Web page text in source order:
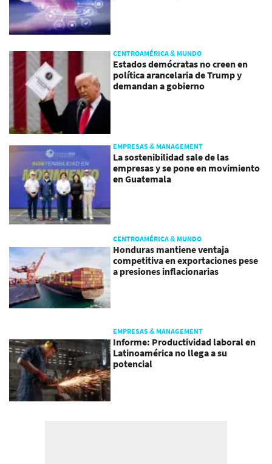
CENTROAMÉRICA & MUNDO
Estados demócratas no creen en
política arancelaria de Trump y
demandan a gobierno
EMPRESAS & MANAGEMENT
La sostenibilidad sale de las
empresas y se pone en movimiento
en Guatemala
CENTROAMÉRICA & MUNDO
Honduras mantiene ventaja
competitiva en exportaciones pese
a presiones inflacionarias
EMPRESAS & MANAGEMENT
Informe: Productividad laboral en
Latinoamérica no llega a su
potencial